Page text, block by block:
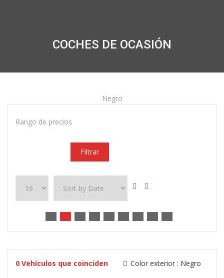
COCHES DE OCASIÓN
Negro
Rango de precios
Filtrar
0 Vehículos que coinciden Color exterior : Negro